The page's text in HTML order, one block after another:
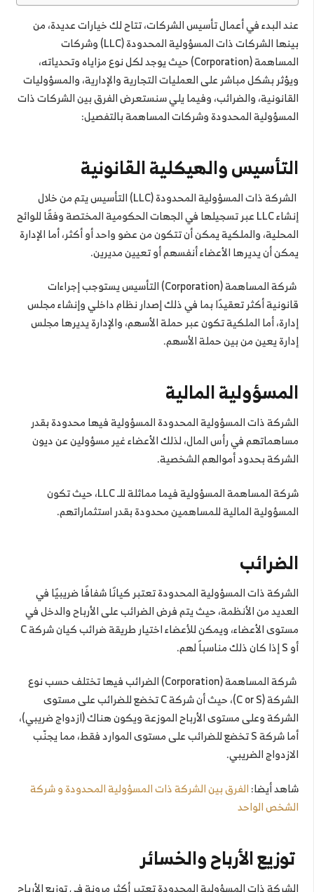
عند البدء في أعمال تأسيس الشركات، تتاح لك خيارات عديدة، من
بينها الشركات ذات المسؤولية المحدودة (LLC) وشركات
المساهمة (Corporation) حيث يوجد لكل نوع مزاياه وتحدياته،
ويؤثر بشكل مباشر على العمليات التجارية والإدارية، والمسؤوليات
القانونية، والضرائب، وفيما يلي سنستعرض الفرق بين الشركات ذات
المسؤولية المحدودة وشركات المساهمة بالتفصيل:
التأسيس والهيكلية القانونية
الشركة ذات المسؤولية المحدودة (LLC) التأسيس يتم من خلال
إنشاء LLC عبر تسجيلها في الجهات الحكومية المختصة وفقًا للوائح
المحلية، والملكية يمكن أن تتكون من عضو واحد أو أكثر، أما الإدارة
يمكن أن يديرها الأعضاء أنفسهم أو تعيين مديرين.
شركة المساهمة (Corporation) التأسيس يستوجب إجراءات
قانونية أكثر تعقيدًا بما في ذلك إصدار نظام داخلي وإنشاء مجلس
إدارة، أما الملكية تكون عبر حملة الأسهم، والإدارة يديرها مجلس
إدارة يعين من بين حملة الأسهم.
المسؤولية المالية
الشركة ذات المسؤولية المحدودة المسؤولية فيها محدودة بقدر
مساهماتهم في رأس المال، لذلك الأعضاء غير مسؤولين عن ديون
الشركة بحدود أموالهم الشخصية.
شركة المساهمة المسؤولية فيما مماثلة للـ LLC، حيث تكون
المسؤولية المالية للمساهمين محدودة بقدر استثماراتهم.
الضرائب
الشركة ذات المسؤولية المحدودة تعتبر كيانًا شفافًا ضريبيًا في
العديد من الأنظمة، حيث يتم فرض الضرائب على الأرباح والدخل في
مستوى الأعضاء، ويمكن للأعضاء اختيار طريقة ضرائب كيان شركة C
أو S إذا كان ذلك مناسباً لهم.
شركة المساهمة (Corporation) الضرائب فيها تختلف حسب نوع
الشركة (C or S)، حيث أن شركة C تخضع للضرائب على مستوى
الشركة وعلى مستوى الأرباح الموزعة ويكون هناك (ازدواج ضريبي)،
أما شركة S تخضع للضرائب على مستوى الموارد فقط، مما يجنّب
الازدواج الضريبي.
شاهد أيضا:الفرق بين الشركة ذات المسؤولية المحدودة و شركة
الشخص الواحد
توزيع الأرباح والخسائر
الشركة ذات المسؤولية المحدودة تعتبر أكثر مرونة في توزيع الأرباح